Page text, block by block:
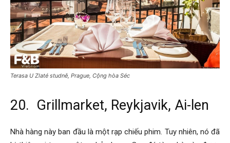
Terasa U Zlaté studně, Prague, Cộng hòa Séc
20. Grillmarket, Reykjavik, Ai-len
Nhà hàng này ban đầu là một rạp chiếu phim. Tuy nhiên, nó đã